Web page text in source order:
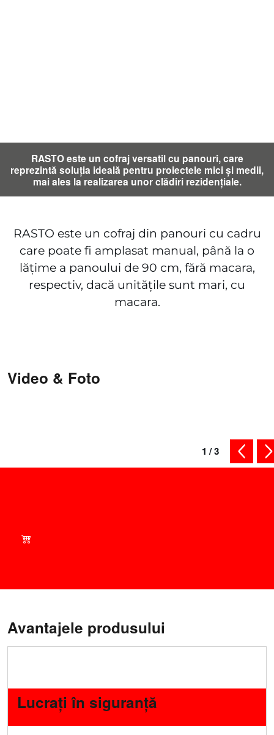
RASTO este un cofraj versatil cu panouri, care
reprezintă soluția ideală pentru proiectele mici și medii,
mai ales la realizarea unor clădiri rezidențiale.
RASTO este un cofraj din panouri cu cadru
care poate fi amplasat manual, până la o
lățime a panoului de 90 cm, fără macara,
respectiv, dacă unitățile sunt mari, cu
macara.
Video & Foto
1 /3
Avantajele produsului
Lucrați în siguranță